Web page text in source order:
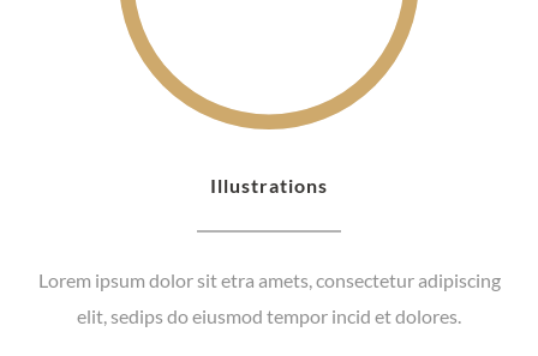
Illustrations
Lorem ipsum dolor sit etra amets, consectetur adipiscing
elit, sedips do eiusmod tempor incid et dolores.